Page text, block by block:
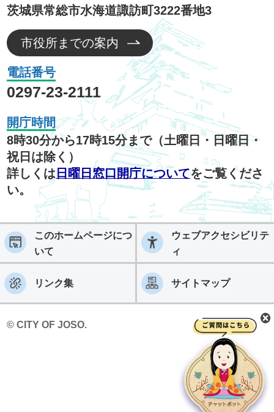
茨城県常総市水海道諏訪町3222番地3
市役所までの案内
電話番号
0297-23-2111
開庁時間
8時30分から17時15分まで（土曜日・日曜日・
祝日は除く）
詳しくは 日曜日窓口開庁についてをご覧くださ
い。
このホームページにつ
いて
ウェブアクセシビリテ
ィ
リンク集 サイトマップ
© CITY OF JOSO.